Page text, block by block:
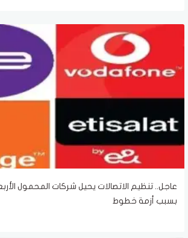
عاجل.. تنظيم الاتصالات يحيل شركات المحمول الأربع
بسبب أزمة خطوط